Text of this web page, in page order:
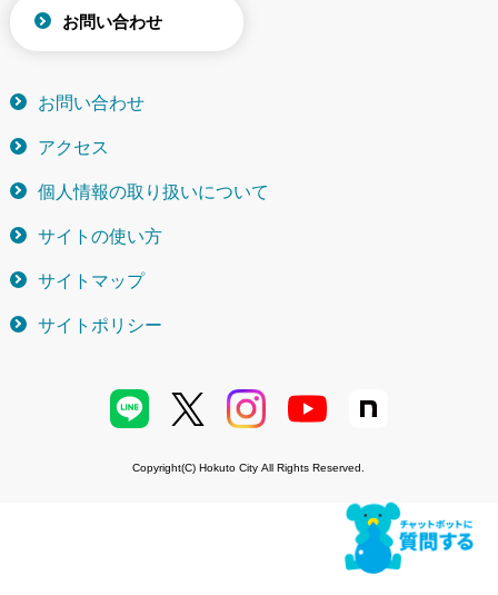
お問い合わせ
お問い合わせ
アクセス
個人情報の取り扱いについて
サイトの使い方
サイトマップ
サイトポリシー
Copyright(C) Hokuto City All Rights Reserved.